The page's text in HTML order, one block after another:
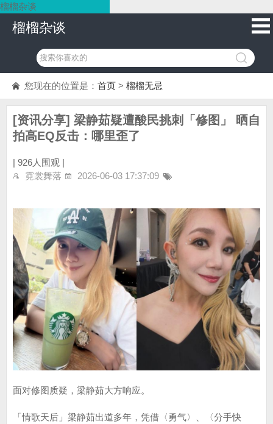
榴榴杂谈
榴榴杂谈
您现在的位置是： 首页 > 榴榴无忌
[资讯分享] 梁静茹疑遭酸民挑刺「修图」 晒自
拍高EQ反击：哪里歪了
| 926人围观 |
霓裳舞落
2026-06-03 17:37:09
面对修图质疑，梁静茹大方响应。
「情歌天后」梁静茹出道多年，凭借〈勇气〉、〈分手快